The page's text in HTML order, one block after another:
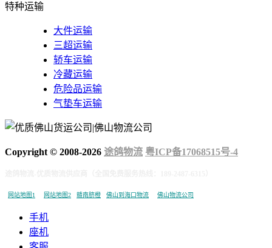
特种运输
大件运输
三超运输
轿车运输
冷藏运输
危险品运输
气垫车运输
Copyright © 2008-2026 途鸽物流 粤ICP备17068515号-4
网站地图1 网站地图2 赣南脐橙 佛山到海口物流 佛山物流公司
手机
座机